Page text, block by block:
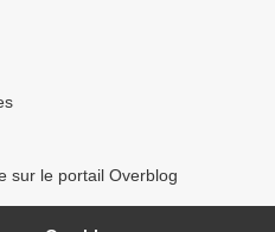
sur le portail Overblog